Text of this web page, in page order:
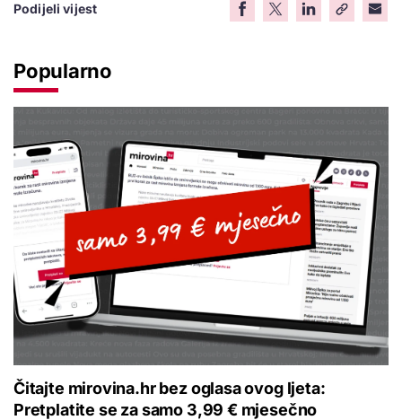
Podijeli vijest
Popularno
Čitajte mirovina.hr bez oglasa ovog ljeta:
Pretplatite se za samo 3,99 € mjesečno